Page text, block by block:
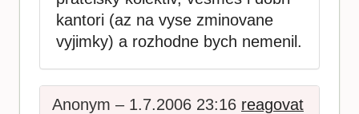
kantori (az na vyse zminovane
vyjimky) a rozhodne bych nemenil.
Anonym – 1.7.2006 23:16 reagovat